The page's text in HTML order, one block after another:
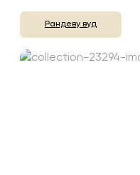
Рандеву вуд